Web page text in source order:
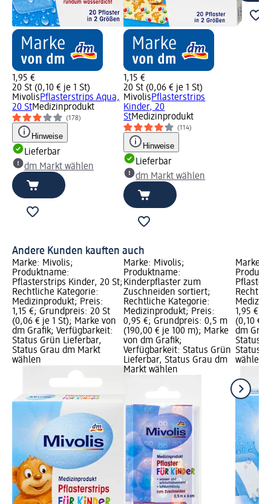
1,95 €
20 St (0,10 € je 1 St)
MivolisPflasterstrips Aqua,
20 StMedizinprodukt
(178)
Hinweise
Lieferbar
dm Markt wählen
1,15 €
20 St (0,06 € je 1 St)
MivolisPflasterstrips
Kinder, 20
StMedizinprodukt
(114)
Hinweise
Lieferbar
dm Markt wählen
Andere Kunden kauften auch
Marke: Mivolis;
Produktname:
Pflasterstrips Kinder, 20 St;
Rechtliche Kategorie:
Medizinprodukt; Preis:
1,15 €; Grundpreis: 20 St
(0,06 € je 1 St); Marke von
dm Grafik; Verfügbarkeit:
Status Grün Lieferbar,
Status Grau dm Markt
wählen
Marke: Mivolis;
Produktname:
Kinderpflaster zum
Zuschneiden sortiert;
Rechtliche Kategorie:
Medizinprodukt; Preis:
0,95 €; Grundpreis: 0,5 m
(190,00 € je 100 m); Marke
von dm Grafik;
Verfügbarkeit: Status Grün
Lieferbar, Status Grau dm
Markt wählen
Marke:
1,95 €;
(0,10 €
dm
Status
Status
wählen